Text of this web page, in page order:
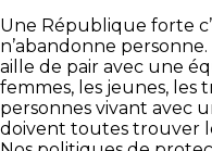
Une République forte
n’abandonne
aille de pair avec une
femmes, les jeunes, les
personnes vivant avec
doivent toutes trouver